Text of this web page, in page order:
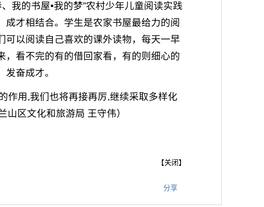
我的书屋•我的梦”农村少年儿童阅读实践
才相结合。学生是农家书屋最给力的阅
以阅读自己喜欢的课外读物，每天一早
看不完的有的借回家看，有的则细心的
奋成才。
作用,我们也将再接再厉,继续采取多样化
山区文化和旅游局 王守伟）
【关闭】
分享